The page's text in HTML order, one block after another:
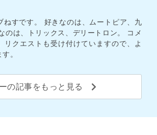
ねすです。 好きなのは、ムートピア、九
のは、トリックス、デリートロン。 コメ
リクエストも受け付けていますので、よ
。
の記事をもっと見る